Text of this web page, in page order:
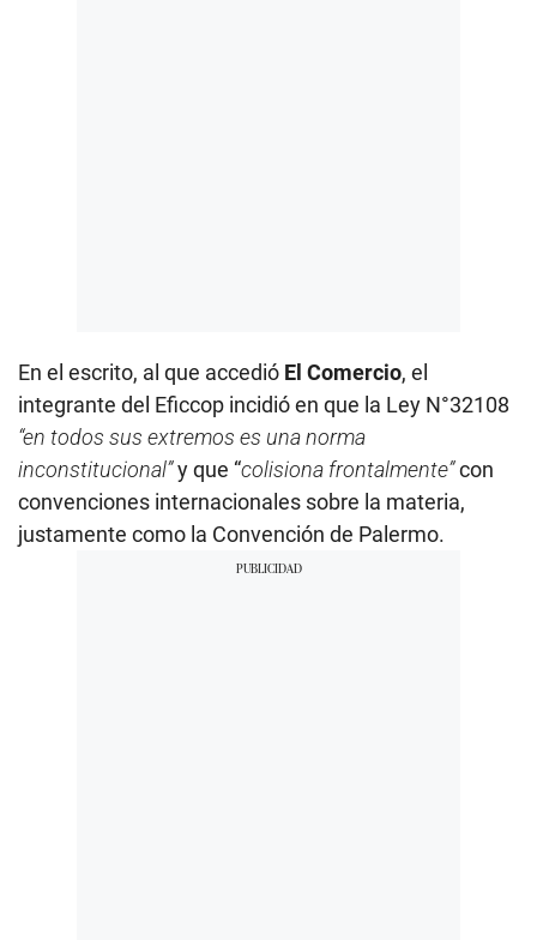
En el escrito, al que accedió El Comercio, el
integrante del Eficcop incidió en que la Ley N°32108
“en todos sus extremos es una norma
inconstitucional”y que “colisiona frontalmente”con
convenciones internacionales sobre la materia,
justamente como la Convención de Palermo.